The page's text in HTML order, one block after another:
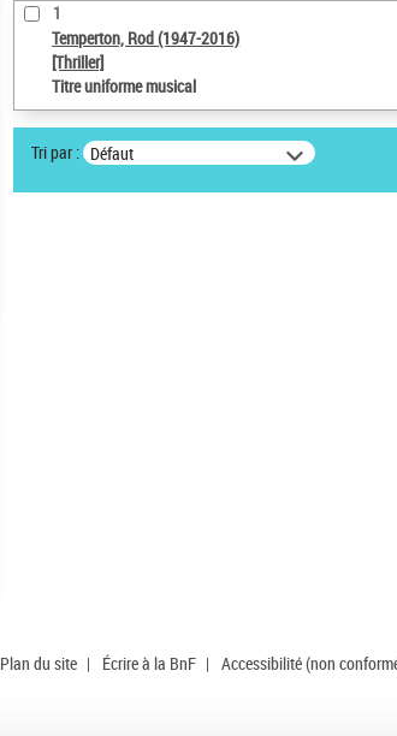
1
Temperton, Rod (1947-2016)
[Thriller]
Titre uniforme musical
Tri par : Défaut
Plan du site | Écrire à la BnF | Accessibilité (non